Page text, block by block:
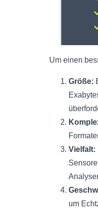
Um einen
Größe:
Vielfalt:
um